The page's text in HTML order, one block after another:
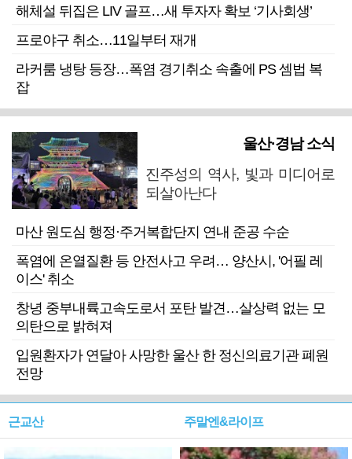
해체설 뒤집은 LIV 골프…새 투자자 확보 ‘기사회생’
프로야구 취소…11일부터 재개
라커룸 냉탕 등장…폭염 경기취소 속출에 PS 셈법 복
잡
울산·경남 소식
진주성의 역사, 빛과 미디어로
되살아난다
마산 원도심 행정·주거복합단지 연내 준공 수순
폭염에 온열질환 등 안전사고 우려… 양산시, '어필 레
이스' 취소
창녕 중부내륙고속도로서 포탄 발견…살상력 없는 모
의탄으로 밝혀져
입원환자가 연달아 사망한 울산 한 정신의료기관 폐원
전망
근교산 주말엔&라이프